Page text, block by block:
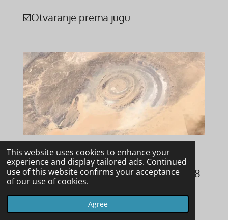
This website uses cookies to enhance your
experience and display tailored ads. Continued
use of this website confirms your acceptance
of our use of cookies.
Agree
☑️Otvaranje prema jugu
Oko Sahare' ima 24 km u promjeru i 48
km u promjeru do vanjskih planina.
Otkriveno je tek 1965. godine, u misiji
Gemini 4 iz svemira.